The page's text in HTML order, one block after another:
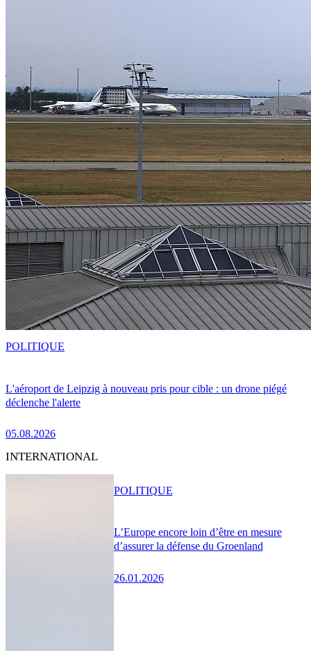
L'aéroport de Leipzig à nouveau pris pour cible : un drone piégé
déclenche l'alerte
05.08.2026
POLITIQUE
INTERNATIONAL
L’Europe encore loin d’être en mesure
d’assurer la défense du Groenland
26.01.2026
POLITIQUE